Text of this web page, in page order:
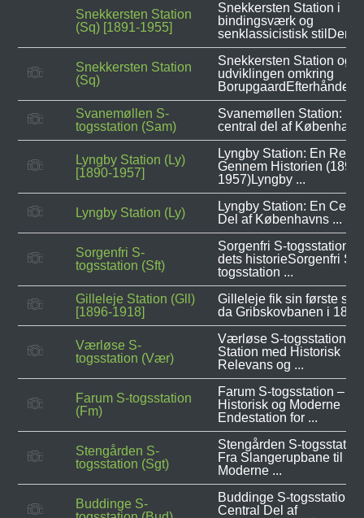
Snekkersten Station
(Sq) [1891-1955]
Snekkersten Station i
bindingsværk og
senklassicistisk stilDen
Snekkersten Station
(Sq)
Snekkersten Station og
udviklingen omkring
BorupgaardEfterhånden
Svanemøllen S-
togsstation (Sam)
Svanemøllen Station: En
central del af
Lyngby Station (Ly)
[1890-1957]
Lyngby Station: En Rejse
Gennem Historien (1890-
1957)Lyngby ...
Lyngby Station (Ly)
Lyngby Station: En
Del af Københavns ...
Sorgenfri S-
togsstation (Sft)
Sorgenfri S-togsstation
dets historieSorgenfri S-
togsstation ...
Gilleleje Station (Gll)
[1896-1918]
Gilleleje fik sin første
da Gribskovbanen i 1896
Værløse S-
togsstation (Vær)
Værløse S-togsstation –
Station med Historisk
Relevans og ...
Farum S-togsstation
(Fm)
Farum S-togsstation – En
Historisk og Moderne
Endestation for ...
Stengården S-
togsstation (Sgt)
Stengården S-
Fra Slangerupbane til
Moderne ...
Buddinge S-
Buddinge S-togsstation
Central Del af